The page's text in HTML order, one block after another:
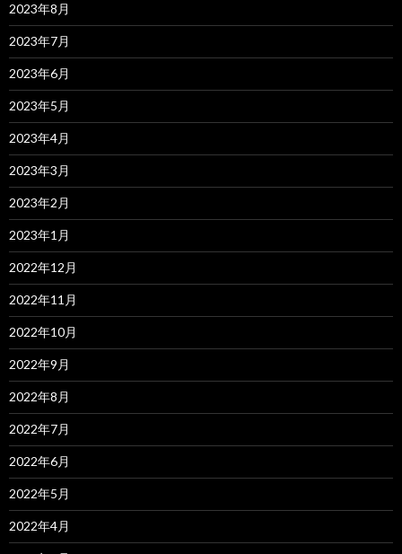
2023年8月
2023年7月
2023年6月
2023年5月
2023年4月
2023年3月
2023年2月
2023年1月
2022年12月
2022年11月
2022年10月
2022年9月
2022年8月
2022年7月
2022年6月
2022年5月
2022年4月